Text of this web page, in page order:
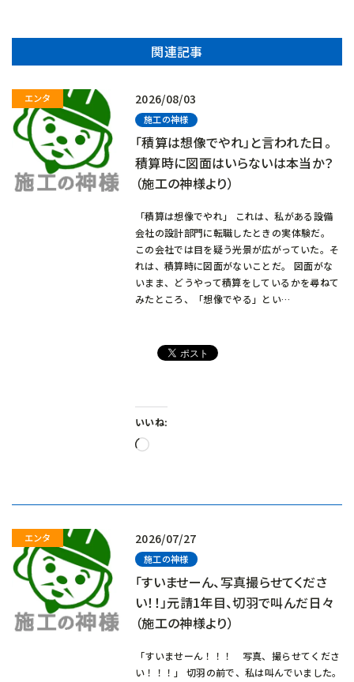
関連記事
2026/08/03
施工の神様
「積算は想像でやれ」と言われた日。
積算時に図面はいらないは本当か？
（施工の神様より）
「積算は想像でやれ」 これは、私がある設備
会社の設計部門に転職したときの実体験だ。
この会社では目を疑う光景が広がっていた。そ
れは、積算時に図面がないことだ。 図面がな
いまま、どうやって積算をしているかを尋ねて
みたところ、「想像でやる」とい…
いいね:
読
2026/07/27
施工の神様
「すいませーん、写真撮らせてくださ
い！！」元請1年目、切羽で叫んだ日々
（施工の神様より）
「すいませーん！！！ 写真、撮らせてくださ
い！！！」 切羽の前で、私は叫んでいました。